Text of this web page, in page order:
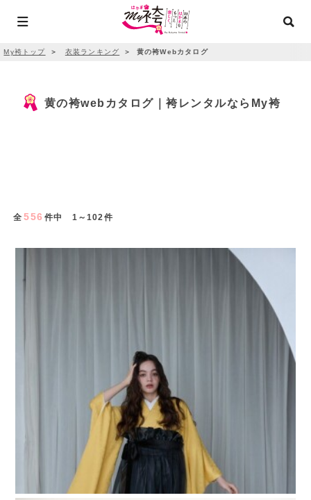
My袴トップ ＞ 衣装ランキング ＞ 黄の袴Webカタログ
黄の袴webカタログ｜袴レンタルならMy袴
全 556 件中 1～102件